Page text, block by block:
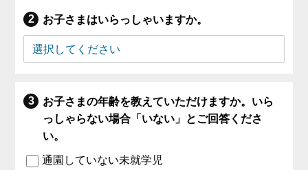
お子さまはいらっしゃいますか。
お子さまの年齢を教えていただけますか。いら
っしゃらない場合「いない」とご回答くださ
い。
通園していない未就学児